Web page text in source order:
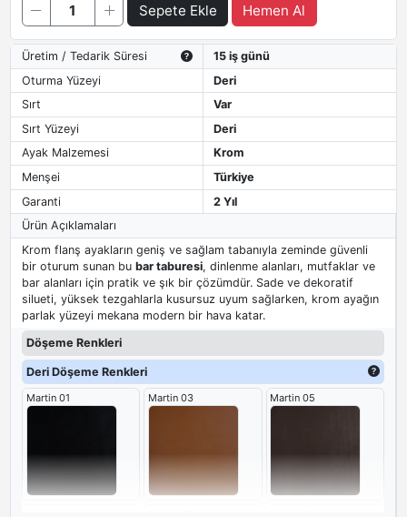
Sepete Ekle Hemen Al
Üretim / Tedarik Süresi
15 iş günü
Oturma Yüzeyi
Deri
Sırt
Var
Sırt Yüzeyi
Deri
Ayak Malzemesi
Krom
Menşei
Türkiye
Garanti
2 Yıl
Ürün Açıklamaları
Krom flanş ayakların geniş ve sağlam tabanıyla zeminde güvenli
bir oturum sunan bu bar taburesi, dinlenme alanları, mutfaklar ve
bar alanları için pratik ve şık bir çözümdür. Sade ve dekoratif
silueti, yüksek tezgahlarla kusursuz uyum sağlarken, krom ayağın
parlak yüzeyi mekana modern bir hava katar.
Döşeme Renkleri
Deri Döşeme Renkleri
Martin 01 Martin 03 Martin 05